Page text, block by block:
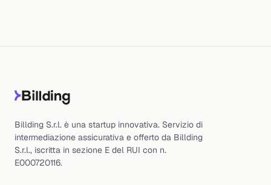
Billding S.r.l. è una startup innovativa. Servizio di
intermediazione assicurativa e offerto da Billding
S.r.l., iscritta in sezione E del RUI con n.
E000720116.